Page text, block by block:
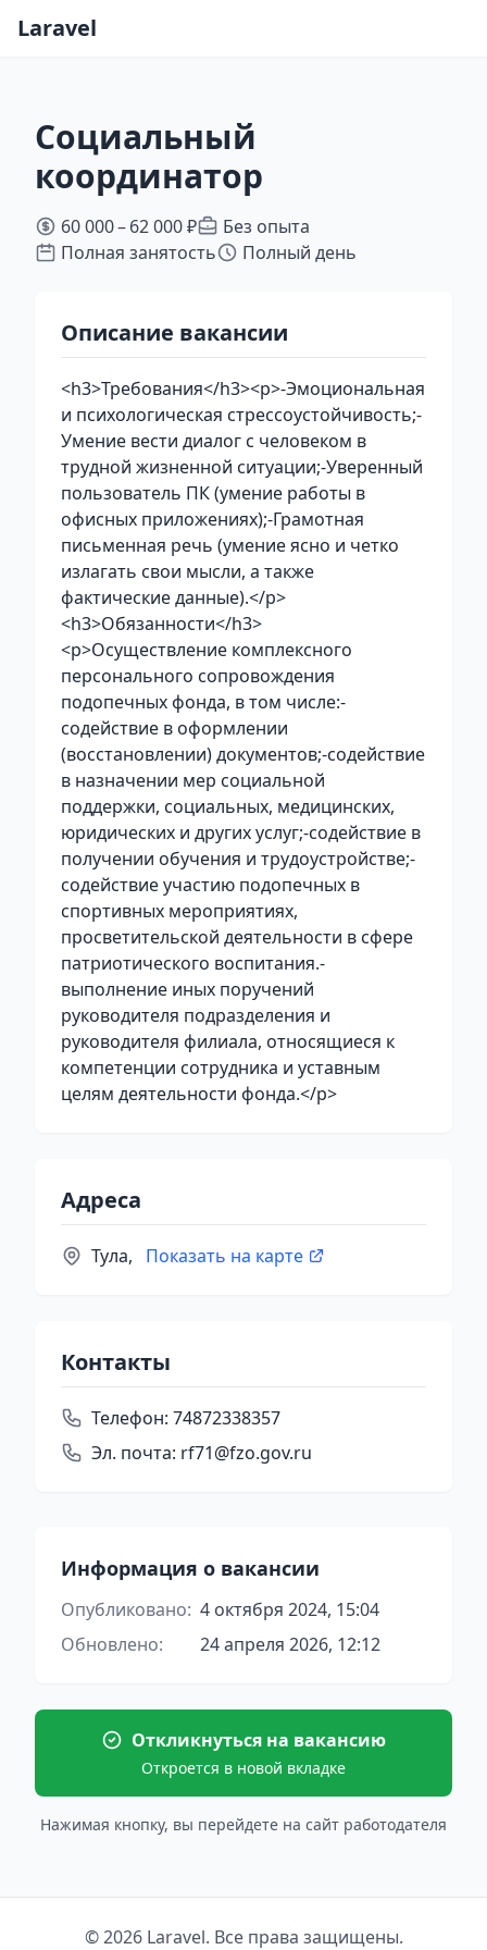
Laravel
Социальный
координатор
60 000 – 62 000 ₽
Без опыта
Полная занятость
Полный день
Описание вакансии
<h3>Требования</h3><p>-Эмоциональная
и психологическая стрессоустойчивость;-
Умение вести диалог с человеком в
трудной жизненной ситуации;-Уверенный
пользователь ПК (умение работы в
офисных приложениях);-Грамотная
письменная речь (умение ясно и четко
излагать свои мысли, а также
фактические данные).</p>
<h3>Обязанности</h3>
<p>Осуществление комплексного
персонального сопровождения
подопечных фонда, в том числе:-
содействие в оформлении
(восстановлении) документов;-содействие
в назначении мер социальной
поддержки, социальных, медицинских,
юридических и других услуг;-содействие в
получении обучения и трудоустройстве;-
содействие участию подопечных в
спортивных мероприятиях,
просветительской деятельности в сфере
патриотического воспитания.-
выполнение иных поручений
руководителя подразделения и
руководителя филиала, относящиеся к
компетенции сотрудника и уставным
целям деятельности фонда.</p>
Адреса
Тула, Показать на карте
Контакты
Телефон: 74872338357
Эл. почта: rf71@fzo.gov.ru
Информация о вакансии
Опубликовано: 4 октября 2024, 15:04
Обновлено:
24 апреля 2026, 12:12
Откликнуться на вакансию
Откроется в новой вкладке
Нажимая кнопку, вы перейдете на сайт работодателя
© 2026 Laravel. Все права защищены.